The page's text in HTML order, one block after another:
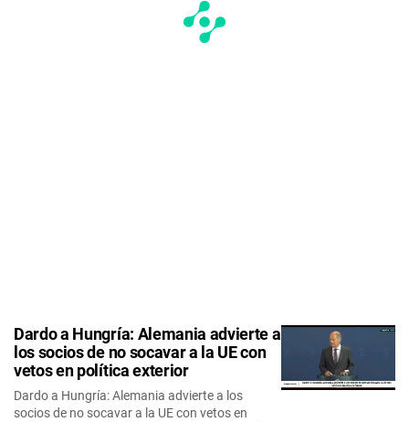
Dardo a Hungría: Alemania advierte a
los socios de no socavar a la UE con
vetos en política exterior
Dardo a Hungría: Alemania advierte a los
socios de no socavar a la UE con vetos en